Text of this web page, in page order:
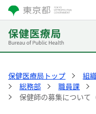
保健医療局トップ 組
総務部
職員課
保健師の募集について